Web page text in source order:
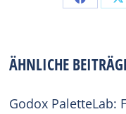
Share
ÄHNLICHE
Godox PaletteLab: